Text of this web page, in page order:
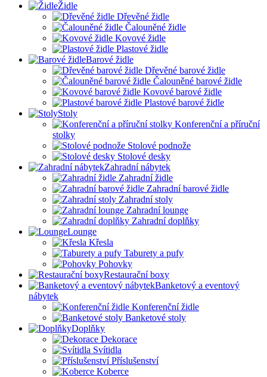
Židle
Dřevěné židle
Čalouněné židle
Kovové židle
Plastové židle
Barové židle
Dřevěné barové židle
Čalouněné barové židle
Kovové barové židle
Plastové barové židle
Stoly
Konferenční a příruční
stolky
Stolové podnože
Stolové desky
Zahradní nábytek
Zahradní židle
Zahradní barové židle
Zahradní stoly
Zahradní lounge
Zahradní doplňky
Lounge
Křesla
Taburety a pufy
Pohovky
Restaurační boxy
Banketový a eventový
nábytek
Konferenční židle
Banketové stoly
Doplňky
Dekorace
Svítidla
Příslušenství
Koberce